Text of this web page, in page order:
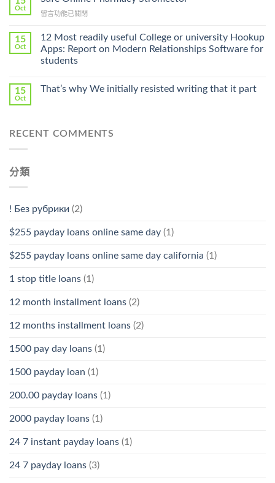
Prescription〉
Cheap〉
Oct
在
Online
Pharmacy
Stromectol〉
中
留言功能已關閉
15
Oct
12 Most readily useful College or university Hookup
Apps: Report on Modern Relationships Software for
students
15
Oct
That’s why We initially resisted writing that it part
RECENT COMMENTS
分類
! Без рубрики (2)
$255 payday loans online same day (1)
$255 payday loans online same day california (1)
1 stop title loans (1)
12 month installment loans (2)
12 months installment loans (2)
1500 pay day loans (1)
1500 payday loan (1)
200.00 payday loans (1)
2000 payday loans (1)
24 7 instant payday loans (1)
24 7 payday loans (3)